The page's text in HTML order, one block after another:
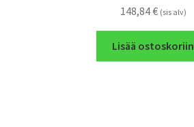
148,84€ (sis alv)
Lisää ostoskoriin